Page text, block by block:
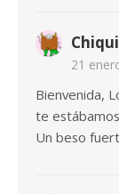
Chiqui
21
Bienvenida,
te
Un beso